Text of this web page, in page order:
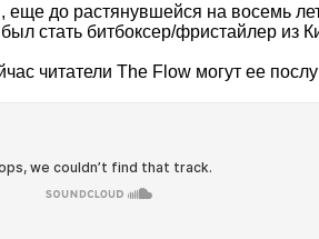
еще до растянувшейся на восемь
стать битбоксер/фристайлер из
читатели The Flow могут ее